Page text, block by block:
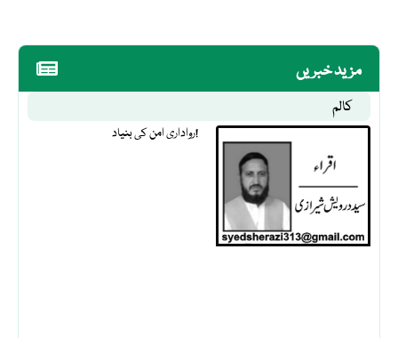
مزید خبریں
کالم
رواداری امن کی بنیاد!